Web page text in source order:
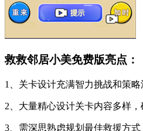
救救邻居小美免费版亮点：
1、关卡设计充满智力挑战和策略
2、大量精心设计关卡内容多样，
3、需深思熟虑规划最佳救援方式